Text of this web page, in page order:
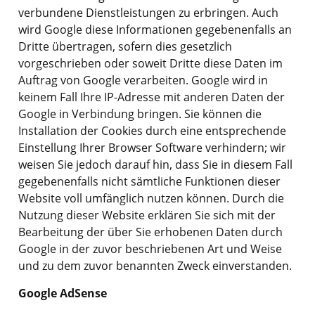
verbundene Dienstleistungen zu erbringen. Auch
wird Google diese Informationen gegebenenfalls an
Dritte übertragen, sofern dies gesetzlich
vorgeschrieben oder soweit Dritte diese Daten im
Auftrag von Google verarbeiten. Google wird in
keinem Fall Ihre IP-Adresse mit anderen Daten der
Google in Verbindung bringen. Sie können die
Installation der Cookies durch eine entsprechende
Einstellung Ihrer Browser Software verhindern; wir
weisen Sie jedoch darauf hin, dass Sie in diesem Fall
gegebenenfalls nicht sämtliche Funktionen dieser
Website voll umfänglich nutzen können. Durch die
Nutzung dieser Website erklären Sie sich mit der
Bearbeitung der über Sie erhobenen Daten durch
Google in der zuvor beschriebenen Art und Weise
und zu dem zuvor benannten Zweck einverstanden.
Google AdSense